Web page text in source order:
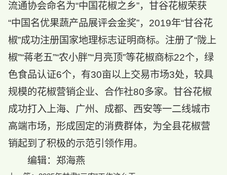
流通协会命名为“中国花椒之乡”，甘谷花椒荣获
“中国名优果蔬产品展评会金奖”，2019年“甘谷花
椒”成功注册国家地理标志证明商标。注册了“陇上
椒”“蒋老五”“农小胖”“月亮顶”等花椒商标22个，绿
色食品认证6个，有30亩以上交易市场3处，较具
规模的花椒营销企业、合作社80多家。甘谷花椒
成功打入上海、广州、成都、西安等一二线城市
高端市场，形成固定的消费群体，为全县花椒营
销起到了积极的示范引领作用。
编辑：郑海燕